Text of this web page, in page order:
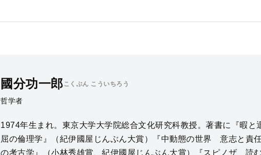
國分功一郎こくぶん こういちろう
哲学者
1974年生まれ。東京大学大学院総合文化研究科教授。著書に『暇と
屈の倫理学』（紀伊國屋じんぶん大賞）『中動態の世界 意志と責
の考古学』（小林秀雄賞、紀伊國屋じんぶん大賞）『スピノザ 読む